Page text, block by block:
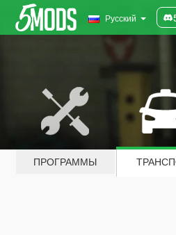
Русский
ПРОГРАММЫ